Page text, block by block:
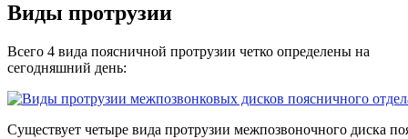
Виды протрузии
Всего 4 вида поясничной протрузии четко определены на
сегодняшний день:
Существует четыре вида протрузии межпозвоночного диска